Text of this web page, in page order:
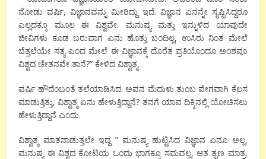
ನೋಡು ವರ್ಷಿ, ವಿಜ್ಞಾನವನ್ನು ಮೀರಿದ್ದು ಇದೆ. ವಿಜ್ಞಾನ ಏನನ್ನೇ ಸೃಷ್ಟಿಸಿದ್ದರೂ
ಎಲ್ಲದಕ್ಕೂ ಮೂಲ ಈ ವಿಶ್ವವೇ. ಮನುಷ್ಯ ಮತ್ತು ಇನ್ನುಳಿದ ಯಾವುದೇ
ಜೀವಿಗಳು ಕೂಡ ಬರುವಾಗ ಏನು ಹೊತ್ತು ಬಂದಿಲ್ಲ, ಉಸಿರು ನಿಂತ ಮೇಲೆ
ಬೆತ್ತಲೆಯೇ ಸತ್ಯ ಎಂದ ಮೇಲೆ ಈ ವಿಜ್ಞಾನಕ್ಕೆ ದೊರೆತ ಪ್ರತಿಯೊಂದೂ ಅಂಶವೂ
ವಿಶ್ವದ ಚೇತನವೇ ತಾನೆ?” ಕೇಳಿದ ವಿಶ್ವಾತ್ಮ.
ವರ್ಷಿ ಹೌದೆಂಬಂತೆ ತಲೆಯಾಡಿಸಿದ. ಅವನ ಮೆದುಳು ತುಂಬ ವೇಗವಾಗಿ ಕೆಲಸ
ಮಾಡುತ್ತಿತ್ತು, ವಿಶ್ವಾತ್ಮ ಏನು ಹೇಳುತ್ತಿದ್ದಾನೆ? ತನಗೆ ಯಾವ ದಿಕ್ಕಿನಲ್ಲಿ ಯೋಚಿಸಲು
ಹೇಳುತ್ತಿದ್ದಾನೆ ಎಂದು.
ವಿಶ್ವಾತ್ಮ ಮಾತನಾಡುತ್ತಲೇ ಇದ್ದ ” ಮನುಷ್ಯ ಹುಟ್ಟಿಸಿದ ವಿಜ್ಞಾನ ಏನೂ ಅಲ್ಲ,
ಮನುಷ್ಯ ಈ ವಿಶ್ವದ ಕೋಟಿಯ ಒಂದು ಭಾಗಕ್ಕೂ ಸಮವಲ್ಲ, ಆತ ತೃಣ ಮಾತ್ರ.